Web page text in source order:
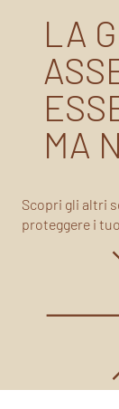
LA
MA
Scopri gli altri
proteggere i